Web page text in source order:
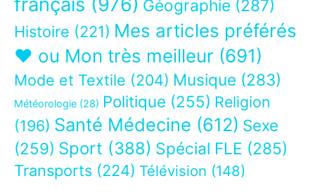
Géographie (287)
Histoire (221) Mes articles préférés
❤ ou Mon très meilleur (691)
Mode et Textile (204) Musique (283)
Météorologie (28) Politique (255) Religion
(196) Santé Médecine (612) Sexe
(259) Sport (388) Spécial FLE (285)
Transports (224) Télévision (148)